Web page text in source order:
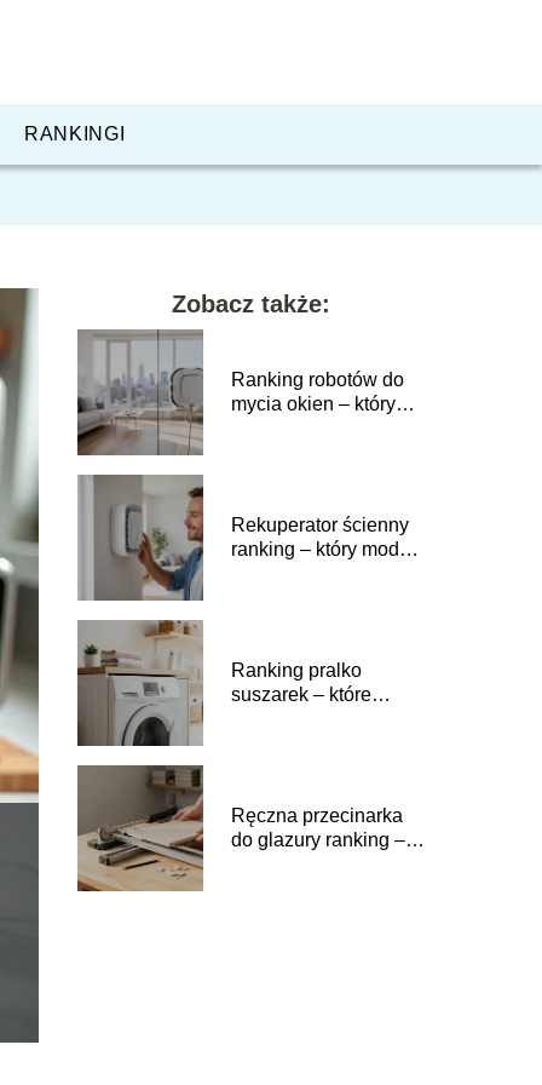
RANKINGI
Zobacz także:
Ranking robotów do
mycia okien – który
Rekuperator ścienny
ranking – który model
Ranking pralko
suszarek – które
Ręczna przecinarka
do glazury ranking –